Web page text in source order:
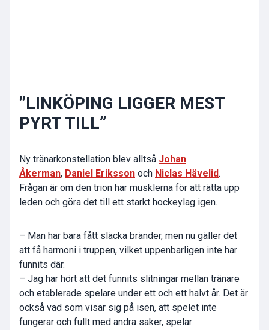
”LINKÖPING LIGGER MEST
PYRT TILL”
Ny tränarkonstellation blev alltså Johan
Åkerman, Daniel Eriksson och Niclas Hävelid.
Frågan är om den trion har musklerna för att rätta upp
leden och göra det till ett starkt hockeylag igen.
– Man har bara fått släcka bränder, men nu gäller det
att få harmoni i truppen, vilket uppenbarligen inte har
funnits där.
– Jag har hört att det funnits slitningar mellan tränare
och etablerade spelare under ett och ett halvt år. Det är
också vad som visar sig på isen, att spelet inte
fungerar och fullt med andra saker, spelar